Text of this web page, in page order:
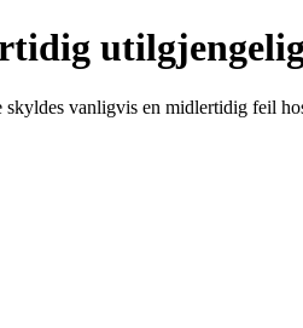
vanligvis en midlertidig feil